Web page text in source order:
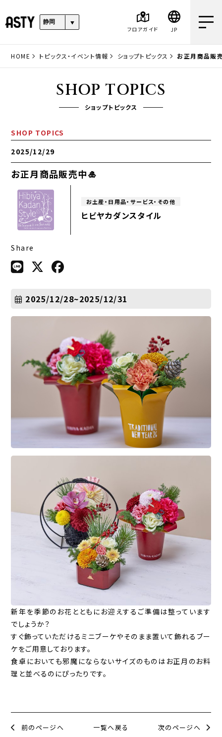
フロアガイド JP
HOME トピックス・イベント情報 ショップトピックス お正月商品販
SHOP TOPICS
ショップトピックス
SHOP TOPICS
2025/12/29
お正月商品販売中🎍
お土産・日用品・サービス・その他
ヒビヤカダンスタイル
Share
2025/12/28~2025/12/31
新年を季節のお花とともにお迎えするご準備は整っています
でしょうか？
すぐ飾っていただけるミニブーケやそのまま置いて飾れるブー
ケをご用意しております。
食卓においても邪魔にならないサイズのものはお正月のお料
理と並べるのにぴったりです。
前のページへ 次のページへ
一覧へ戻る